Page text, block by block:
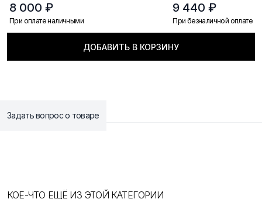
8 000 ₽
При оплате наличными
9 440 ₽
При безналичной оплате
ДОБАВИТЬ В КОРЗИНУ
Задать вопрос о товаре
КОЕ-ЧТО ЕЩЁ ИЗ ЭТОЙ КАТЕГОРИИ